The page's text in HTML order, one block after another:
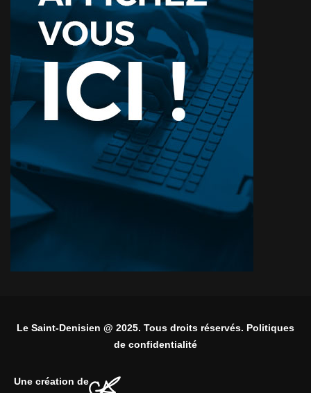
Le Saint-Denisien @ 2025. Tous droits réservés. Politiques
de confidentialité
Une création de